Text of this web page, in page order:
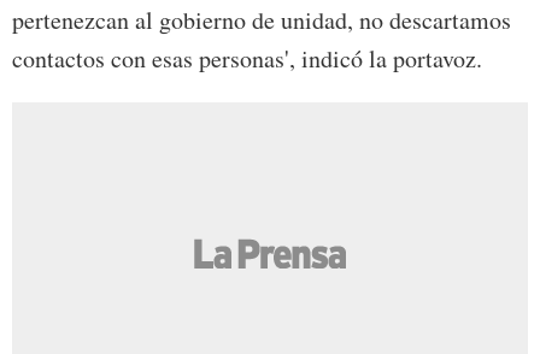
pertenezcan al gobierno de unidad, no descartamos
contactos con esas personas', indicó la portavoz.